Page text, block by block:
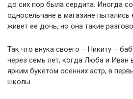
до сих пор была сердита. Иногда
односельчане в магазине пытались
живет ее дочь, но она такие
Так что внука своего – Никиту –
через семь лет, когда Люба и Иван
ярким букетом осенних астр, в
школы.